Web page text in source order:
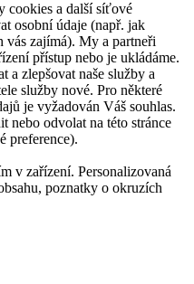
cookies a další síťové
osobní údaje (např. jak
vás zajímá). My a partneři
přístup nebo je ukládáme.
a zlepšovat naše služby a
služby nové. Pro některé
je vyžadován Váš souhlas.
nebo odvolat na této stránce
preference).
v zařízení. Personalizovaná
poznatky o okruzích